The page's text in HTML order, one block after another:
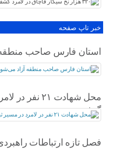
خبر تاپ صفحه
استان فارس صاحب
محل شهادت ۲۱
گرفت
فصل تازه ارتباطات